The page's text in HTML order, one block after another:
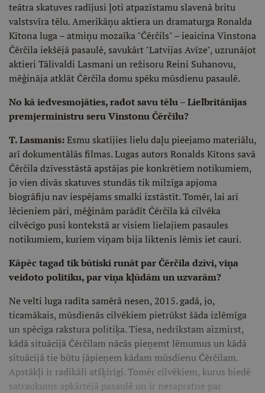
teātra skatuves radījusi ļoti atpazīstamu slavenā britu
valstsvīra tēlu. Amerikāņu aktiera un dramaturga Ronalda
Kītona luga – atmiņu mozaīka "Čērčils" – ieaicina Vinstona
Čērčila iekšējā pasaulē, savukārt "Latvijas Avīze", uzrunājot
aktieri Tālivaldi Lasmani un režisoru Reini Suhanovu,
mēģināja atklāt Čērčila domu spēku mūsdienu pasaulē.
No kā iedvesmojāties, radot savu tēlu – Lielbritānijas
premjerministru seru Vinstonu Čērčilu?
T. Lasmanis:Esmu skatījies lielu daļu pieejamo materiālu,
arī dokumentālās filmas. Lugas autors Ronalds Kītons savā
Čērčila dzīvesstāstā apstājas pie konkrētiem notikumiem,
jo vien divās skatuves stundās tik milzīga apjoma
biogrāfiju nav iespējams smalki izstāstīt. Tomēr, lai arī
lēcieniem pāri, mēģinām parādīt Čērčila kā cilvēka
cilvēcīgo pusi kontekstā ar visiem lielajiem pasaules
notikumiem, kuriem viņam bija liktenis lēmis iet cauri.
Kāpēc tagad tik būtiski runāt par Čērčila dzīvi, viņa
veidoto politiku, par viņa kļūdām un uzvarām?
Ne velti luga radīta samērā nesen, 2015. gadā, jo,
ticamākais, mūsdienās cilvēkiem pietrūkst šāda izlēmīga
un spēcīga rakstura politiķa. Tiesa, nedrīkstam aizmirst,
kādā situācijā Čērčilam nācās pieņemt lēmumus un kādā
situācijā tie būtu jāpieņem kādam mūsdienu Čērčilam.
Apstākļi ir radikāli atšķirīgi. Tomēr cilvēkiem, kurus biedē
satraukums apkārtējā pasaulē un ir nesapratne par